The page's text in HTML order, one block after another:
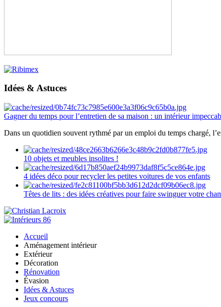
Idées & Astuces
Gagner du temps pour l’entretien de sa maison : un intérieur
Dans un quotidien souvent rythmé par un emploi du temps chargé,
10 objets et meubles insolites !
4 idées déco pour recycler les petites voitures de vos enfants
Têtes de lits : des idées créatives pour faire swinguer votre
Accueil
Aménagement intérieur
Extérieur
Décoration
Rénovation
Évasion
Idées & Astuces
Jeux concours